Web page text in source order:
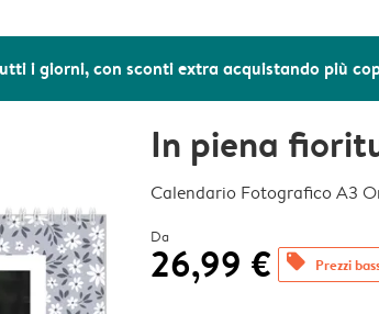
i giorni, con sconti extra acquistando più
In piena
Calendario Fotografico A3
Da
26,99 € offers Prezzi